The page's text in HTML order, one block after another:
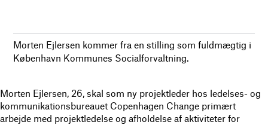
Morten Ejlersen kommer fra en stilling som fuldmægtig i
København Kommunes Socialforvaltning.
Morten Ejlersen, 26, skal som ny projektleder hos ledelses- og
kommunikationsbureauet Copenhagen Change primært
arbejde med projektledelse og afholdelse af aktiviteter for